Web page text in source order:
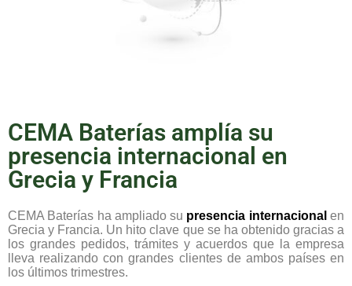
CEMA Baterías amplía su
presencia internacional en
Grecia y Francia
CEMA Baterías ha ampliado su presencia internacional en
Grecia y Francia. Un hito clave que se ha obtenido gracias a
los grandes pedidos, trámites y acuerdos que la empresa
lleva realizando con grandes clientes de ambos países en
los últimos trimestres.